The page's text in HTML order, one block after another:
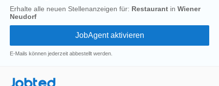
Erhalte alle neuen Stellenanzeigen für: Restaurant in Wiener
Neudorf
E-Mails können jederzeit abbestellt werden.